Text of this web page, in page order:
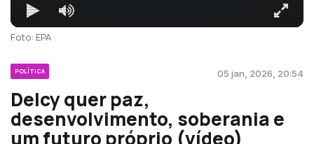
Foto: EPA
POLÍTICA 05 jan, 2026, 20:54
Delcy quer paz,
desenvolvimento, soberania e
um futuro próprio (vídeo)